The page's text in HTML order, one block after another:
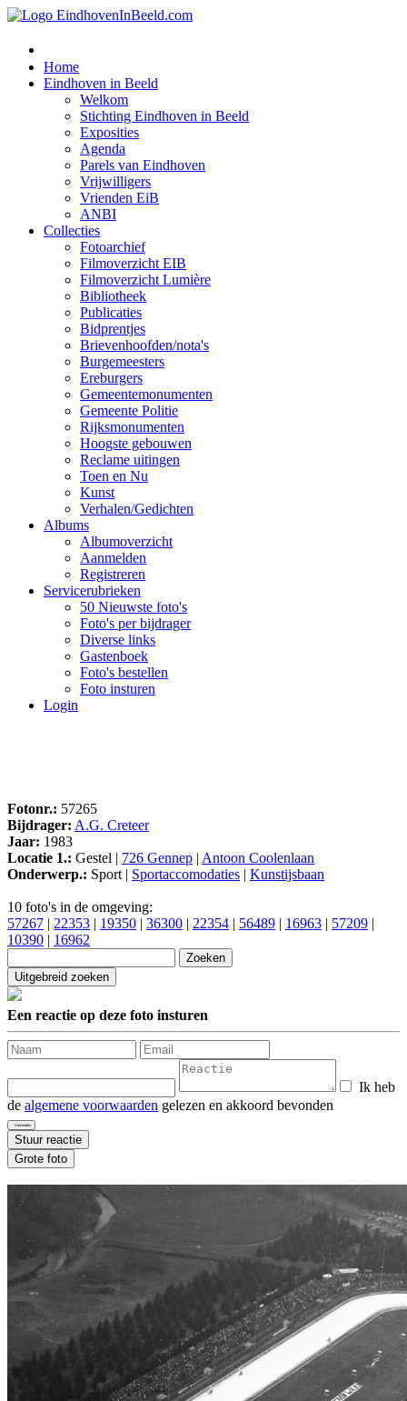
Home
Eindhoven in Beeld
Welkom
Stichting Eindhoven in Beeld
Exposities
Agenda
Parels van Eindhoven
Vrijwilligers
Vrienden EiB
ANBI
Collecties
Fotoarchief
Filmoverzicht EIB
Filmoverzicht Lumière
Bibliotheek
Publicaties
Bidprentjes
Brievenhoofden/nota's
Burgemeesters
Ereburgers
Gemeentemonumenten
Gemeente Politie
Rijksmonumenten
Hoogste gebouwen
Reclame uitingen
Toen en Nu
Kunst
Verhalen/Gedichten
Albums
Albumoverzicht
Aanmelden
Registreren
Servicerubrieken
50 Nieuwste foto's
Foto's per bijdrager
Diverse links
Gastenboek
Foto's bestellen
Foto insturen
Login
Fotonr.: 57265
Bijdrager: A.G. Creteer
Jaar: 1983
Locatie 1.: Gestel | 726 Gennep | Antoon Coolenlaan
Onderwerp.: Sport | Sportaccomodaties | Kunstijsbaan
10 foto's in de omgeving:
57267 | 22353 | 19350 | 36300 | 22354 | 56489 | 16963 | 57209 |
10390 | 16962
Een reactie op deze foto insturen
Ik heb
de algemene voorwaarden gelezen en akkoord bevonden